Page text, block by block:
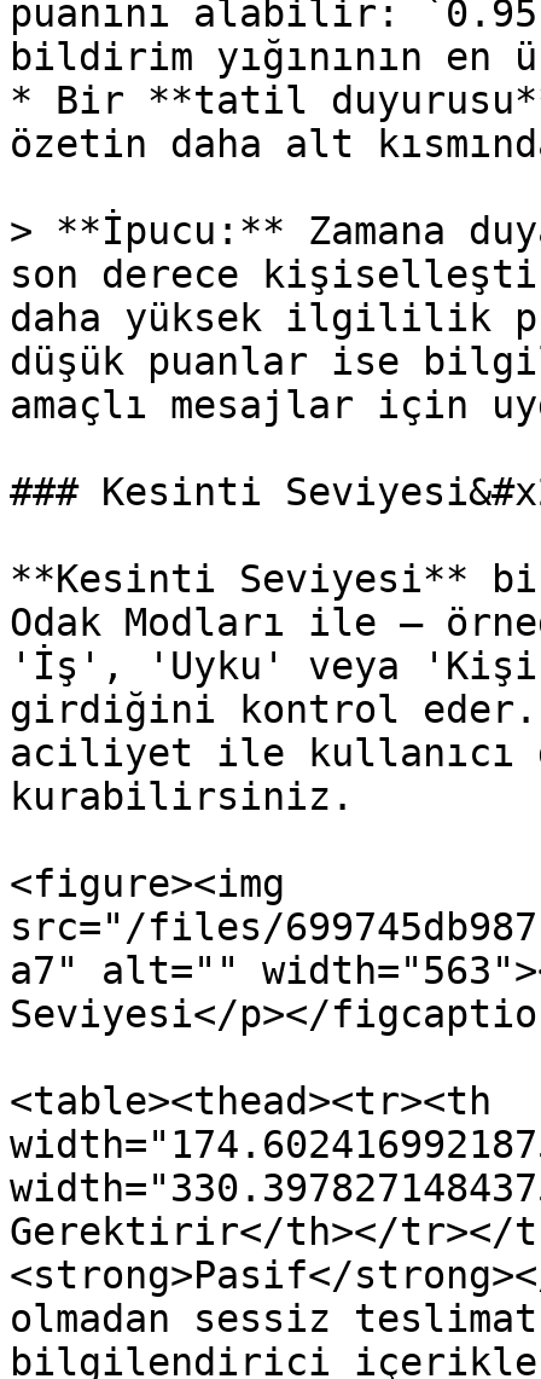
puanını alabilir:
bildirim yığınının en
* Bir **tatil
özetin daha alt
> **İpucu:** Zamana
son derece
daha yüksek ilgililik
düşük puanlar ise
amaçlı mesajlar için
### Kesinti
**Kesinti Seviyesi**
Odak Modları ile —
'İş', 'Uyku' veya
girdiğini kontrol eder.
aciliyet ile kullanıcı
kurabilirsiniz.
<figure><img
src="/files/
a7" alt=""
Seviyesi</p></
<table><thead><tr><th
Gerektirir</th></tr></
<strong>Pasif</
olmadan sessiz
bilgilendirici içerikler